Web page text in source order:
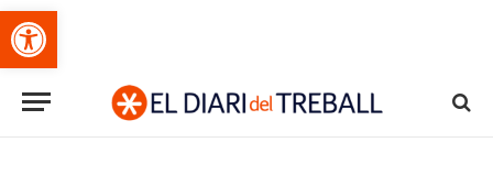
Obre la barra d'eines